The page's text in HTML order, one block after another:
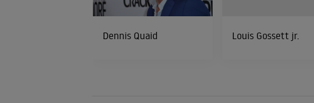
Dennis Quaid Louis Gossett jr.